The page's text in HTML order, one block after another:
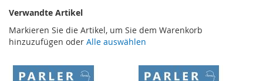
Verwandte Artikel
Markieren Sie die Artikel, um Sie dem Warenkorb
hinzuzufügen oder Alle auswählen